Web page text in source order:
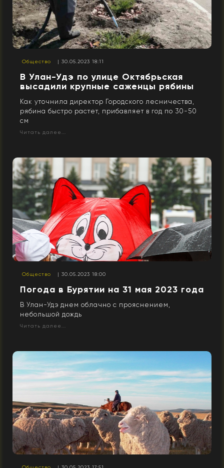
Общество | 30.05.2023 18:11
В Улан-Удэ по улице Октябрьская
высадили крупные саженцы рябины
Как уточнила директор Городского лесничества,
рябина быстро растет, прибавляет в год по 30-50
см
Читать далее...
Общество | 30.05.2023 18:00
Погода в Бурятии на 31 мая 2023 года
В Улан-Удэ днем облачно с прояснением,
небольшой дождь
Читать далее...